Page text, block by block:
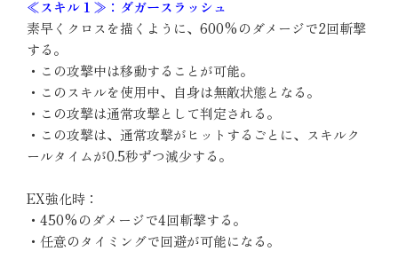
≪スキル１≫：ダガースラッシュ
素早くクロスを描くように、600%のダメージで2回斬撃
する。
・この攻撃中は移動することが可能。
・このスキルを使用中、自身は無敵状態となる。
・この攻撃は通常攻撃として判定される。
・この攻撃は、通常攻撃がヒットするごとに、スキルク
ールタイムが0.5秒ずつ減少する。
EX強化時：
・450%のダメージで4回斬撃する。
・任意のタイミングで回避が可能になる。